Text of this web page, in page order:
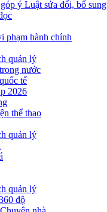
ý Luật sửa đổi, bổ
phạm hành chính
quản lý
nước
tế
2026
thể thao
quản lý
quản lý
độ